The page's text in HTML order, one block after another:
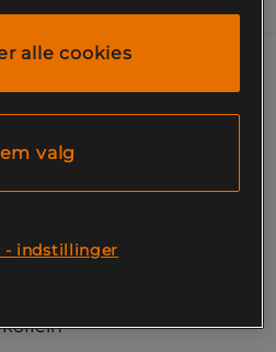
PWO, der allerede
koffein i kombination med
PWO
koffein
alle cookies
valg
- indstillinger